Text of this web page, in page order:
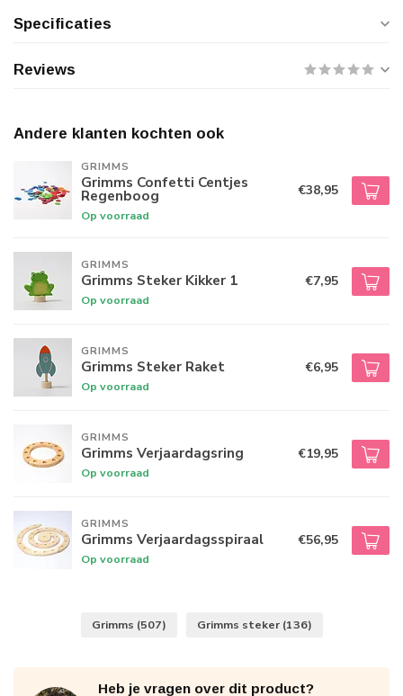
Specificaties
Reviews
Andere klanten kochten ook
GRIMMS
Grimms Confetti Centjes
Regenboog
Op voorraad
€38,95
GRIMMS
Grimms Steker Kikker 1
Op voorraad
€7,95
GRIMMS
Grimms Steker Raket
Op voorraad
€6,95
GRIMMS
Grimms Verjaardagsring
Op voorraad
€19,95
GRIMMS
Grimms Verjaardagsspiraal
Op voorraad
€56,95
Grimms (507) Grimms steker (136)
Heb je vragen over dit product?